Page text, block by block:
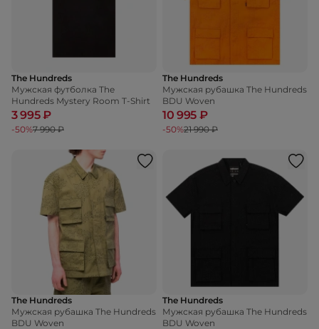
The Hundreds
Мужская футболка The
Hundreds Mystery Room T-Shirt
3 995 ₽
-50%7 990 ₽
The Hundreds
Мужская рубашка The Hundreds
BDU Woven
10 995 ₽
-50%21 990 ₽
The Hundreds
Мужская рубашка The Hundreds
BDU Woven
The Hundreds
Мужская рубашка The Hundreds
BDU Woven